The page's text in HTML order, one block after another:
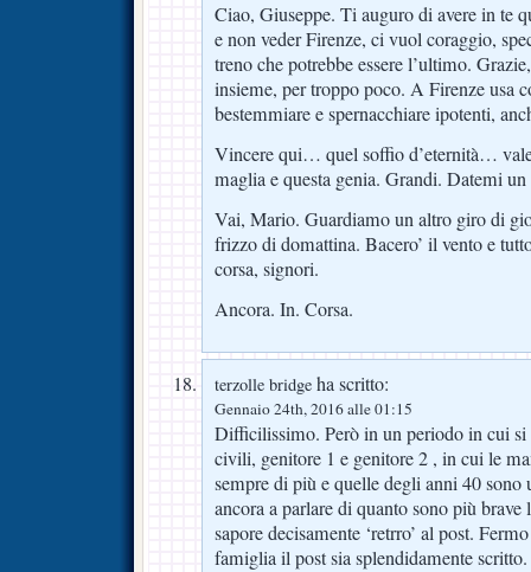
Ciao, Giuseppe. Ti auguro di avere in te
e non veder Firenze, ci vuol coraggio,
treno che potrebbe essere l’ultimo.
insieme, per troppo poco. A Firenze usa
bestemmiare e spernacchiare ipotenti,
Vincere qui… quel soffio d’eternità… vale
maglia e questa genia. Grandi. Datemi
Vai, Mario. Guardiamo un altro giro di
frizzo di domattina. Bacero’ il vento e
corsa, signori.
Ancora. In. Corsa.
terzolle bridge ha scritto:
Gennaio 24th, 2016 alle 01:15
Difficilissimo. Però in un periodo in cui
civili, genitore 1 e genitore 2 , in cui le
sempre di più e quelle degli anni 40
ancora a parlare di quanto sono più brave
sapore decisamente ‘retrro’ al post.
famiglia il post sia splendidamente scritto.